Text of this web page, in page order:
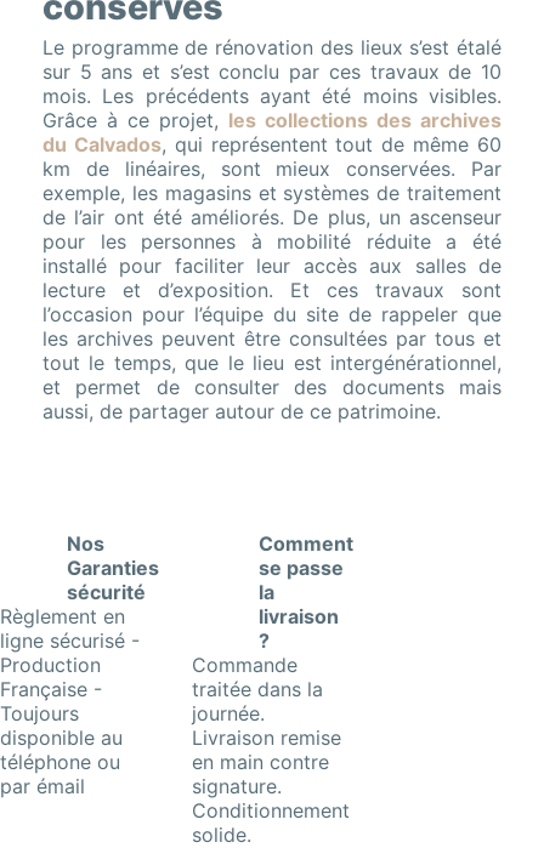
Le programme de rénovation des lieux s’est étalé
sur 5 ans et s’est conclu par ces travaux de 10
mois. Les précédents ayant été moins visibles.
Grâce à ce projet, les collections des archives
du Calvados, qui représentent tout de même 60
km de linéaires, sont mieux conservées. Par
exemple, les magasins et systèmes de traitement
de l’air ont été améliorés. De plus, un ascenseur
pour les personnes à mobilité réduite a été
installé pour faciliter leur accès aux salles de
lecture et d’exposition. Et ces travaux sont
l’occasion pour l’équipe du site de rappeler que
les archives peuvent être consultées par tous et
tout le temps, que le lieu est intergénérationnel,
et permet de consulter des documents mais
aussi, de partager autour de ce patrimoine.
Nos
Garanties
sécurité
Règlement en
ligne sécurisé -
Production
Française -
Toujours
disponible au
téléphone ou
par émail
Comment
se passe
la
livraison
?
Commande
traitée dans la
journée.
Livraison remise
en main contre
signature.
Conditionnement
solide.